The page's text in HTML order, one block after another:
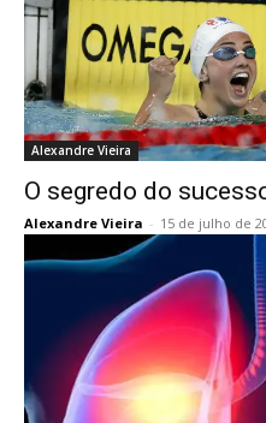
Alexandre Vieira
O segredo do
Alexandre Vieira - 15 de julho de